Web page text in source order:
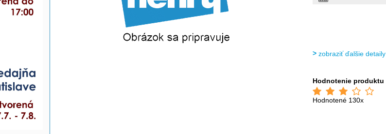
zobraziť ďalšie detaily
Hodnotenie produktu
Hodnotené 130x